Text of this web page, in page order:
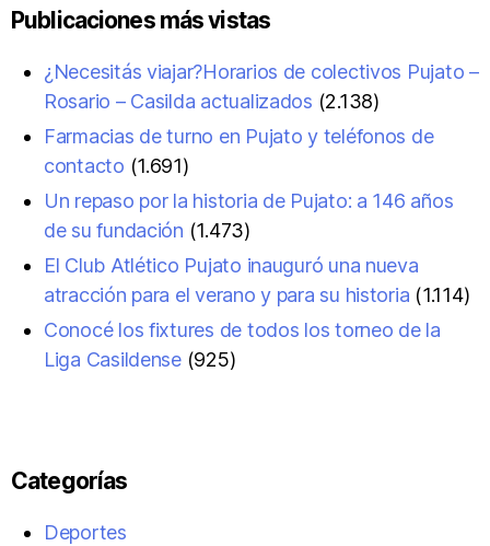
Publicaciones más vistas
¿Necesitás viajar?Horarios de colectivos Pujato –
Rosario – Casilda actualizados (2.138)
Farmacias de turno en Pujato y teléfonos de
contacto (1.691)
Un repaso por la historia de Pujato: a 146 años
de su fundación (1.473)
El Club Atlético Pujato inauguró una nueva
atracción para el verano y para su historia (1.114)
Conocé los fixtures de todos los torneo de la
Liga Casildense (925)
Categorías
Deportes